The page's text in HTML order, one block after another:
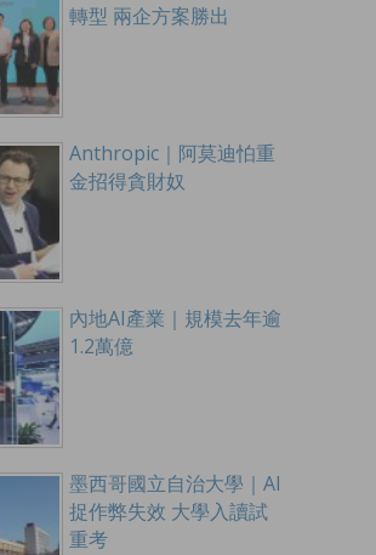
轉型 兩企方案勝出
Anthropic｜阿莫迪怕重
金招得貪財奴
內地AI產業｜規模去年逾
1.2萬億
墨西哥國立自治大學｜AI
捉作弊失效 大學入讀試
重考